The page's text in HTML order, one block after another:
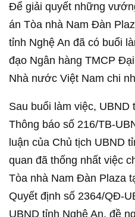
Để giải quyết những
án Tòa nhà Nam Đàn
tỉnh Nghệ An đã có buổi
đạo Ngân hàng TMCP
Nhà nước Việt Nam chi
Sau buổi làm việc, UBND
Thông báo số 216/TB-
luận của Chủ tịch UBND
quan đã thống nhất việc
Tòa nhà Nam Đàn Plaza
Quyết định số 2364/QĐ-
UBND tỉnh Nghệ An, đề